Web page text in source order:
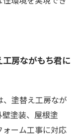
房ながもち君に
塗替え工房なが
塗装、屋根塗
ーム工事に対応